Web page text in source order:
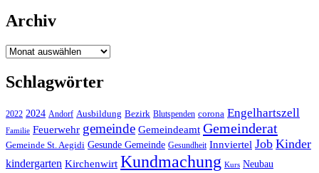
Archiv
Archiv
Schlagwörter
2022 2024 Andorf Ausbildung Bezirk Blutspenden corona Engelhartszell
Familie Feuerwehr gemeinde Gemeindeamt Gemeinderat
Gemeinde St. Aegidi Gesunde Gemeinde Gesundheit Innviertel Job Kinder
kindergarten Kirchenwirt Kundmachung Kurs Neubau